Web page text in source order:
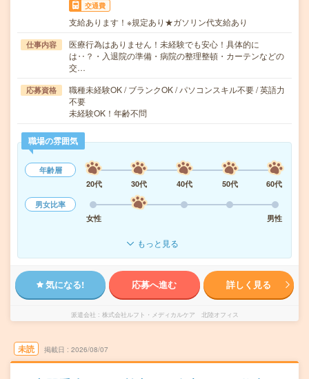
交通費
支給あります！※規定あり★ガソリン代支給あり
仕事内容
医療行為はありません！未経験でも安心！具体的に
は‥？・入退院の準備・病院の整理整頓・カーテンなどの
交…
応募資格
職種未経験OK / ブランクOK / パソコンスキル不要 / 英語力
不要
未経験OK！年齢不問
職場の雰囲気
年齢層
20代
30代 40代 50代
60代
男女比率
女性
男性
もっと見る
気になる! 応募へ進む 詳しく見る
派遣会社 株式会社ルフト・メディカルケア 北陸オフィス
未読 掲載日 2026/08/07